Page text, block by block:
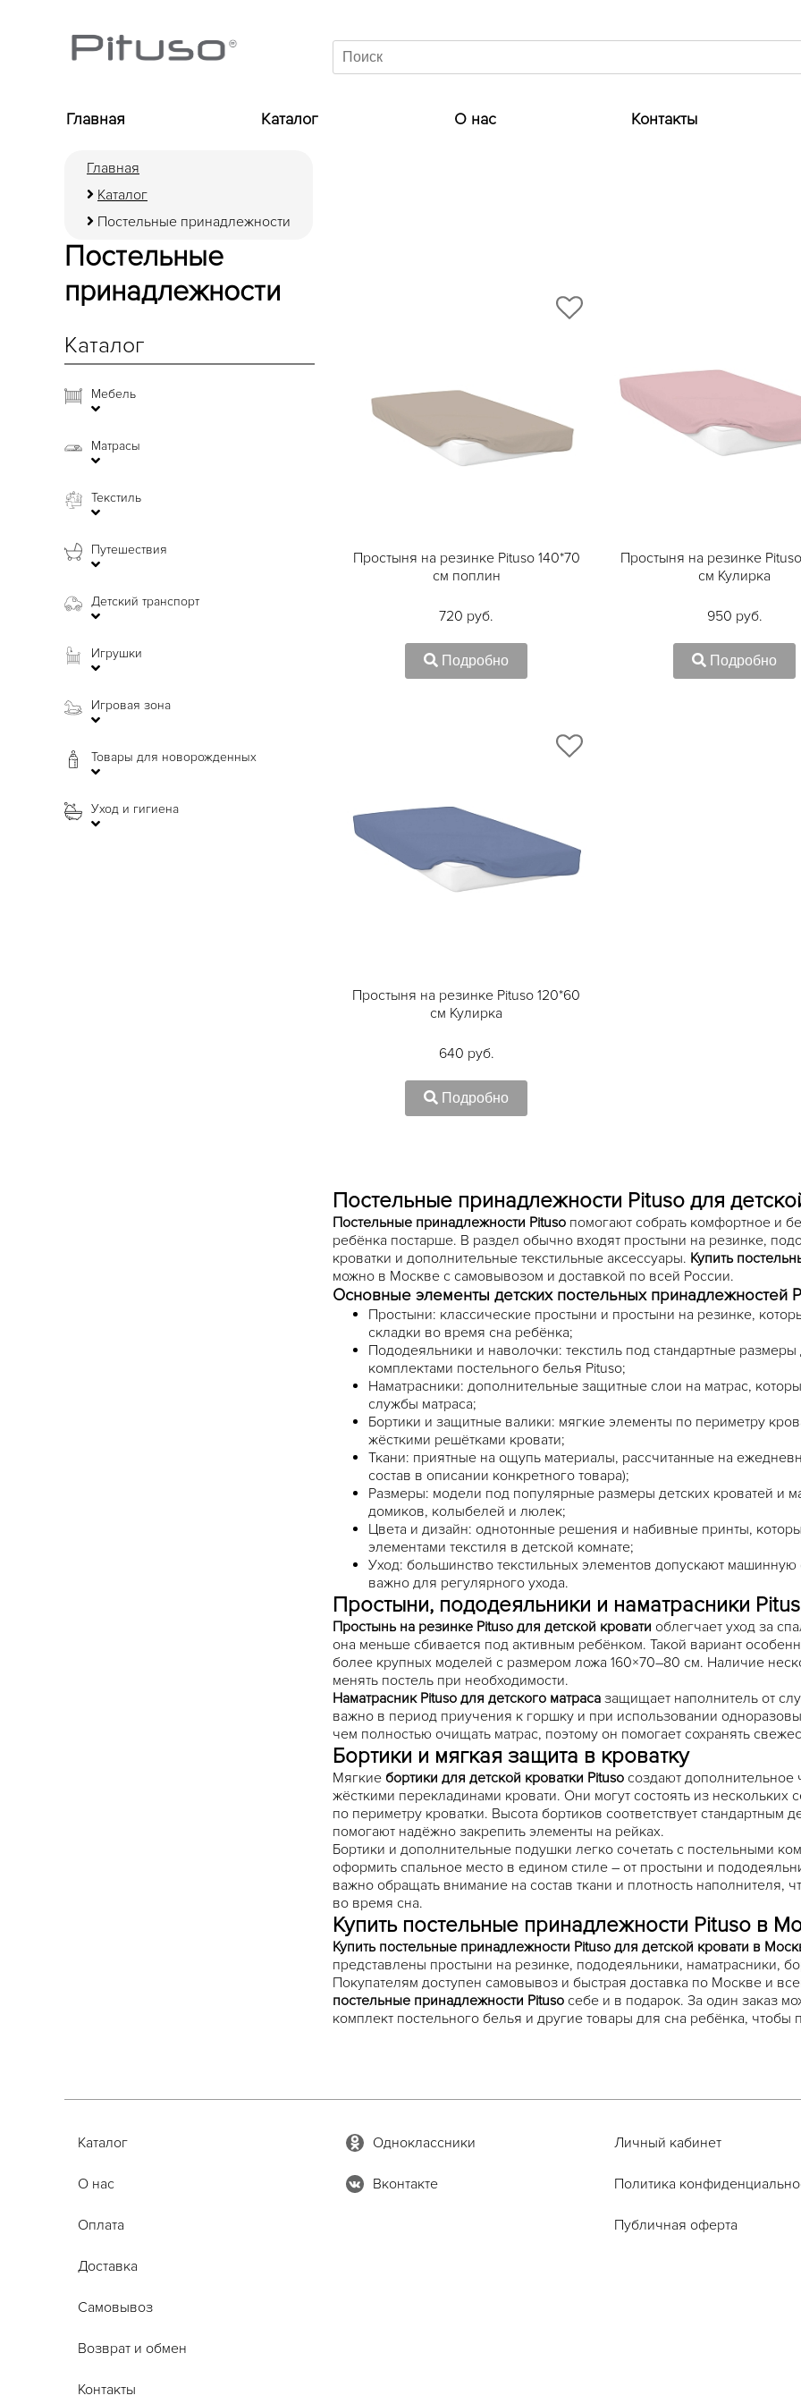
Главная Каталог О нас Контакты
Главная
Каталог
Постельные принадлежности
Постельные
принадлежности
Каталог
Мебель
Матрасы
Текстиль
Путешествия
Детский транспорт
Игрушки
Игровая зона
Товары для новорожденных
Уход и гигиена
Простыня на резинке Pituso 140*70
см поплин
720 руб.
Подробно
Простыня на резинке
см Кулирка
950 руб.
Подробно
Простыня на резинке Pituso 120*60
см Кулирка
640 руб.
Подробно
Постельные принадлежности Pituso для
Постельные принадлежности Pituso помогают собрать комфортное и
ребёнка постарше. В раздел обычно входят простыни на резинке,
кроватки и дополнительные текстильные аксессуары. Купить
можно в Москве с самовывозом и доставкой по всей России.
Основные элементы детских постельных принадлежностей
Простыни: классические простыни и простыни на резинке,
складки во время сна ребёнка;
Пододеяльники и наволочки: текстиль под стандартные
комплектами постельного белья Pituso;
Наматрасники: дополнительные защитные слои на матрас,
службы матраса;
Бортики и защитные валики: мягкие элементы по периметру
жёсткими решётками кровати;
Ткани: приятные на ощупь материалы, рассчитанные на
состав в описании конкретного товара);
Размеры: модели под популярные размеры детских кроватей и
домиков, колыбелей и люлек;
Цвета и дизайн: однотонные решения и набивные принты,
элементами текстиля в детской комнате;
Уход: большинство текстильных элементов допускают
важно для регулярного ухода.
Простыни, пододеяльники и наматрасники
Простынь на резинке Pituso для детской кровати облегчает уход за
она меньше сбивается под активным ребёнком. Такой вариант
более крупных моделей с размером ложа 160×70–80 см. Наличие
менять постель при необходимости.
Наматрасник Pituso для детского матраса защищает наполнитель от
важно в период приучения к горшку и при использовании
чем полностью очищать матрас, поэтому он помогает сохранять
Бортики и мягкая защита в кроватку
Мягкие бортики для детской кроватки Pituso создают дополнительное
жёсткими перекладинами кровати. Они могут состоять из
по периметру кроватки. Высота бортиков соответствует стандартным
помогают надёжно закрепить элементы на рейках.
Бортики и дополнительные подушки легко сочетать с постельными
оформить спальное место в едином стиле – от простыни и
важно обращать внимание на состав ткани и плотность
во время сна.
Купить постельные принадлежности Pituso в
Купить постельные принадлежности Pituso для детской кровати в
представлены простыни на резинке, пододеяльники, наматрасники,
Покупателям доступен самовывоз и быстрая доставка по Москве и
постельные принадлежности Pituso себе и в подарок. За один заказ
комплект постельного белья и другие товары для сна ребёнка, чтобы
Каталог
О нас
Оплата
Доставка
Самовывоз
Возврат и обмен
Контакты
Одноклассники
Вконтакте
Личный кабинет
Политика
Публичная оферта